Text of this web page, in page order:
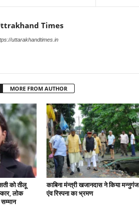
Times
uttarakhandtimes.in
MORE FROM AUTHOR
को तीलू
लोक
काबिना मंन्त्री खजानदास ने किया मन्नुगंज
एंव रिस्पना का भ्रमण